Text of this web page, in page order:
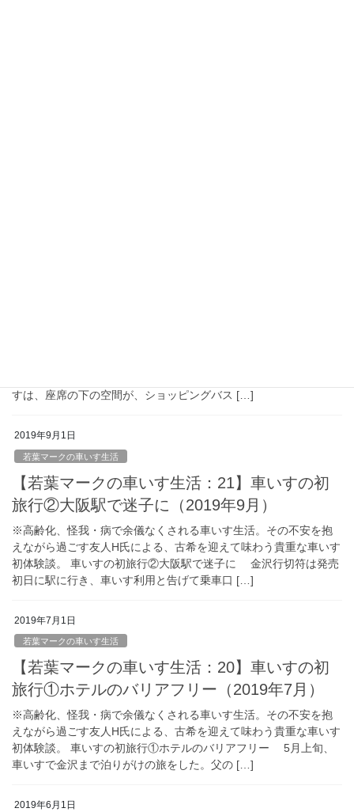
すは、座席の下の空間が、ショッピングバス […]
2019年9月1日
若葉マークの車いす生活
【若葉マークの車いす生活：21】車いすの初
旅行②大阪駅で迷子に（2019年9月）
※高齢化、怪我・病で余儀なくされる車いす生活。その不安を抱
えながら過ごす友人H氏による、古希を迎えて味わう貴重な車いす
初体験談。 車いすの初旅行②大阪駅で迷子に 金沢行切符は発売
初日に駅に行き、車いす利用と告げて乗車口 […]
2019年7月1日
若葉マークの車いす生活
【若葉マークの車いす生活：20】車いすの初
旅行①ホテルのバリアフリー（2019年7月）
※高齢化、怪我・病で余儀なくされる車いす生活。その不安を抱
えながら過ごす友人H氏による、古希を迎えて味わう貴重な車いす
初体験談。 車いすの初旅行①ホテルのバリアフリー 5月上旬、
車いすで金沢まで泊りがけの旅をした。父の […]
2019年6月1日